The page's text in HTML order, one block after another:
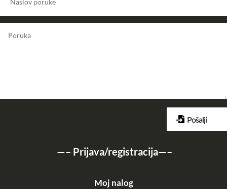
Pošalji
—– Prijava/registracija—–
Moj nalog